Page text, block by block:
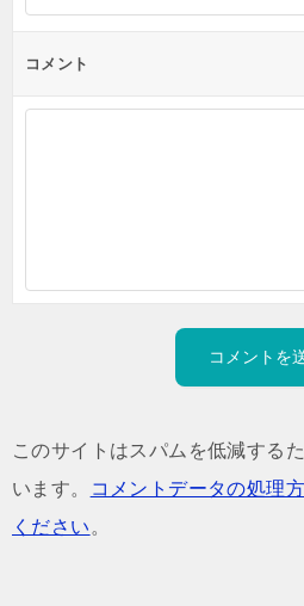
ンコメント
このサイトはスパムを低減する
います。
コメントデータの処理
ください 。